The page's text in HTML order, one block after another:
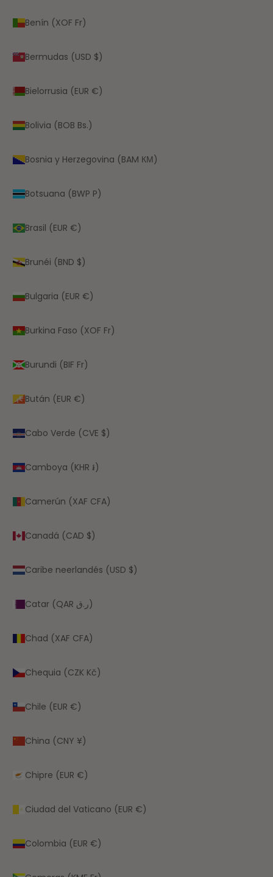
Benín (XOF Fr)
Bermudas (USD $)
Bielorrusia (EUR €)
Bolivia (BOB Bs.)
Bosnia y Herzegovina (BAM КМ)
Botsuana (BWP P)
Brasil (EUR €)
Brunéi (BND $)
Bulgaria (EUR €)
Burkina Faso (XOF Fr)
Burundi (BIF Fr)
Bután (EUR €)
Cabo Verde (CVE $)
Camboya (KHR ៛)
Camerún (XAF CFA)
Canadá (CAD $)
Caribe neerlandés (USD $)
Catar (QAR ر.ق)
Chad (XAF CFA)
Chequia (CZK Kč)
Chile (EUR €)
China (CNY ¥)
Chipre (EUR €)
Ciudad del Vaticano (EUR €)
Colombia (EUR €)